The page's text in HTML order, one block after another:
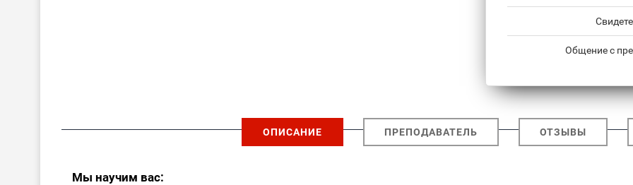
Общение с
ОПИСАНИЕ ПРЕПОДАВАТЕЛЬ ОТЗЫВЫ
Мы научим вас: